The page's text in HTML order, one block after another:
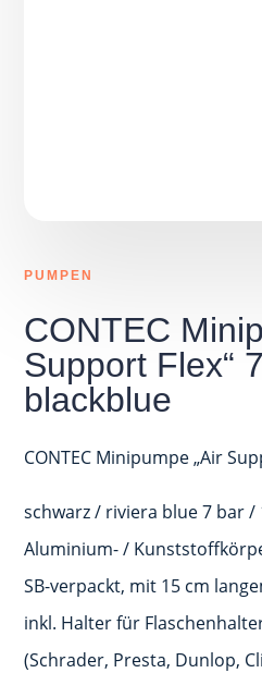
PUMPEN
CONTEC
Support Flex“
blackblue
CONTEC Minipumpe „Air
schwarz / riviera blue 7 bar /
Aluminium- /
SB-verpackt, mit 15 cm
inkl. Halter für
(Schrader, Presta, Dunlop,